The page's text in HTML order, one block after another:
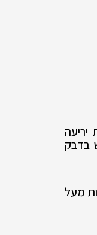
בדבק
מעל